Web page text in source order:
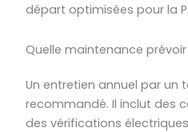
départ optimisées pour la
Quelle maintenance prévoir
Un entretien annuel par un
recommandé. Il inclut des
des vérifications